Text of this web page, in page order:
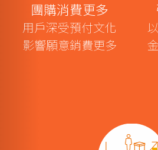
團購消費更多
用戶深受預付文化
影響願意銷費更多